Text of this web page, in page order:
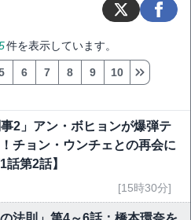
件を表示しています。
6 7 8 9 10
事2」アン・ボヒョンが爆弾テ
チョン・ウンチェとの再会に
話第2話】
[15時30分]